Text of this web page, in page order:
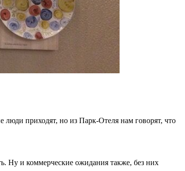
приходят, но из Парк-Отеля нам говорят, что
Ну и коммерческие ожидания также, без них